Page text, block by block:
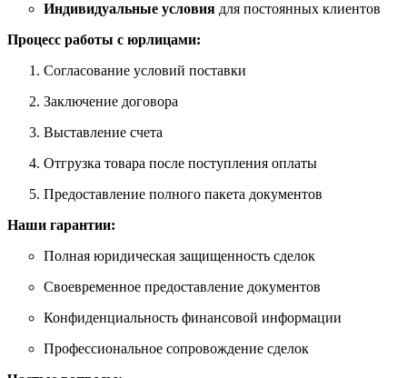
Индивидуальные условия для постоянных клиентов
Процесс работы с юрлицами:
Согласование условий поставки
Заключение договора
Выставление счета
Отгрузка товара после поступления оплаты
Предоставление полного пакета документов
Наши гарантии:
Полная юридическая защищенность сделок
Своевременное предоставление документов
Конфиденциальность финансовой информации
Профессиональное сопровождение сделок